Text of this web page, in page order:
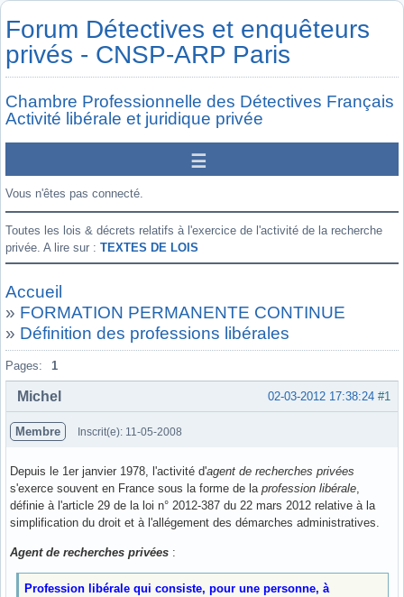
Forum Détectives et enquêteurs
privés - CNSP-ARP Paris
Chambre Professionnelle des Détectives Français
Activité libérale et juridique privée
Vous n'êtes pas connecté.
Toutes les lois & décrets relatifs à l'exercice de l'activité de la recherche
privée. A lire sur : TEXTES DE LOIS
Accueil
» FORMATION PERMANENTE CONTINUE
» Définition des professions libérales
Pages: 1
#1
02-03-2012 17:38:24
Michel
Membre Inscrit(e): 11-05-2008
Depuis le 1er janvier 1978, l'activité d'agent de recherches privées
s'exerce souvent en France sous la forme de la profession libérale
définie à l'article 29 de la loi n° 2012-387 du 22 mars 2012 relative à la
simplification du droit et à l'allégement des démarches administratives.
Agent de recherches privées :
Profession libérale qui consiste, pour une personne, à